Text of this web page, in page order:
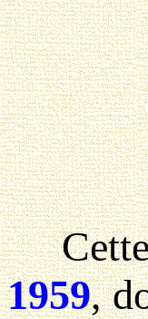
Cette
1959,